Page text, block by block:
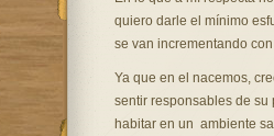
quiero darle el mínimo
se van incrementando
Ya que en el nacemos,
sentir responsables de su
habitar en un ambiente